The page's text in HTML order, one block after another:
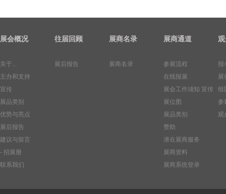
展会概况
关于...
主办和支持
宣传
展品类别
优势与亮点
展后报告
建议与留言
- 招展册
联系我们
往届回顾
展后报告
展商名录
展商名录
展商通道
参展流程
在线报展
展会工作须知 宣传
展位图
展品类别
赞助
潜在展商服务
展商资料
展商系统登录
报
展
组
参
观